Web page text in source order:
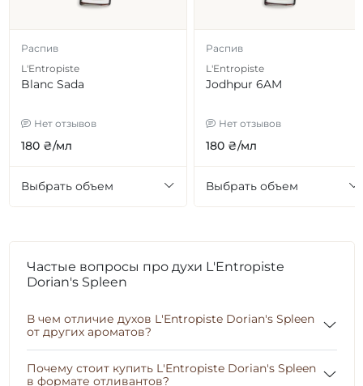
Распив
L'Entropiste
Blanc Sada
Нет отзывов
180 ₴/мл
Выбрать объем
Распив
L'Entropiste
Jodhpur 6AM
Нет отзывов
180 ₴/мл
Выбрать объем
Частые вопросы про духи L'Entropiste
Dorian's Spleen
В чем отличие духов L'Entropiste Dorian's Spleen
от других ароматов?
Почему стоит купить L'Entropiste Dorian's Spleen
в формате отливантов?